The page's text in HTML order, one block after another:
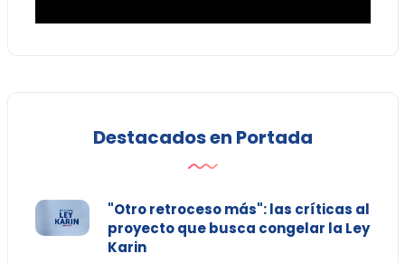
Destacados en Portada
"Otro retroceso más": las críticas al
proyecto que busca congelar la Ley
Karin